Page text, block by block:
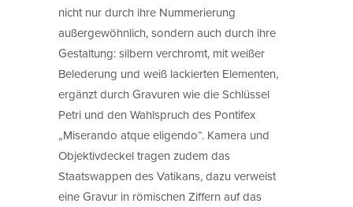
nicht nur durch ihre Nummerierung
außergewöhnlich, sondern auch durch ihre
Gestaltung: silbern verchromt, mit weißer
Belederung und weiß lackierten Elementen,
ergänzt durch Gravuren wie die Schlüssel
Petri und den Wahlspruch des Pontifex
„Miserando atque eligendo“. Kamera und
Objektivdeckel tragen zudem das
Staatswappen des Vatikans, dazu verweist
eine Gravur in römischen Ziffern auf das